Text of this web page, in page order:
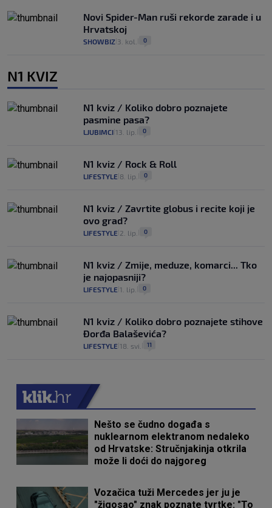
Novi Spider-Man ruši rekorde zarade i u
Hrvatskoj
SHOWBIZ 3. kol. 0
N1 KVIZ
N1 kviz / Koliko dobro poznajete
pasmine pasa?
LJUBIMCI 13. lip. 0
N1 kviz / Rock & Roll
LIFESTYLE 8. lip. 0
N1 kviz / Zavrtite globus i recite koji je
ovo grad?
LIFESTYLE 2. lip. 0
N1 kviz / Zmije, meduze, komarci... Tko
je najopasniji?
LIFESTYLE 1. lip. 0
N1 kviz / Koliko dobro poznajete stihove
Đorđa Balaševića?
LIFESTYLE 18. svi. 11
Nešto se čudno događa s
nuklearnom elektranom nedaleko
od Hrvatske: Stručnjakinja otkrila
može li doći do najgoreg
Vozačica tuži Mercedes jer ju je
"žigosao" znak poznate tvrtke: "To